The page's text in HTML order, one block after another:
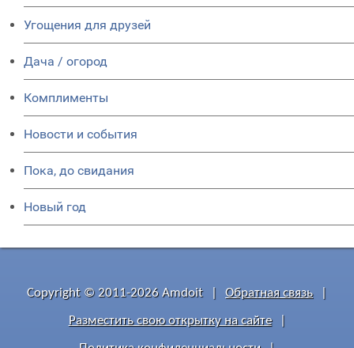
Угощения для друзей
Дача / огород
Комплименты
Новости и события
Пока, до свидания
Новый год
Copyright © 2011-2026 Amdoit Обратная связь
Разместить свою открытку на сайте